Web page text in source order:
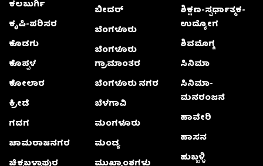
ಕಲಬುರ್ಗಿ
ಕೃಷಿ-ಪರಿಸರ
ಕೊಡಗು
ಕೊಪ್ಪಳ
ಕೋಲಾರ
ಕ್ರೀಡೆ
ಗದಗ
ಚಾಮರಾಜನಗರ
ಬೀದರ್
ಬೆಂಗಳೂರು
ಬೆಂಗಳೂರು
ಗ್ರಾಮಾಂತರ
ಬೆಂಗಳೂರು ನಗರ
ಬೆಳಗಾವಿ
ಮಂಗಳೂರು
ಮಂಡ್ಯ
ಶಿಕ್ಷಣ-ಸ್ಪರ್ಧಾತ್ಮಕ-
ಉದ್ಯೋಗ
ಶಿವಮೊಗ್ಗ
ಸಿನಿಮಾ
ಸಿನಿಮಾ-
ಮನರಂಜನೆ
ಹಾವೇರಿ
ಹಾಸನ
ಹುಬ್ಬಳ್ಳಿ